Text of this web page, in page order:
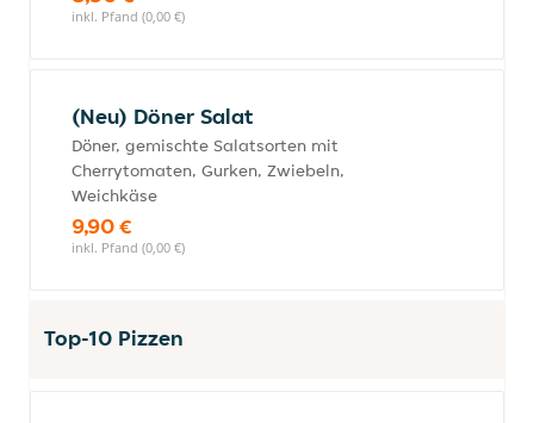
inkl. Pfand (0,00 €)
(Neu) Döner Salat
Döner, gemischte Salatsorten mit
Cherrytomaten, Gurken, Zwiebeln,
Weichkäse
9,90 €
inkl. Pfand (0,00 €)
Top-10 Pizzen